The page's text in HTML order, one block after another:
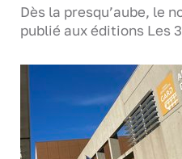
Dès la presqu’aube, le
publié aux éditions Les